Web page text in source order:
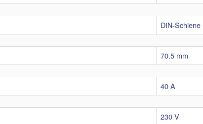
DIN-Schiene
70.5 mm
40 A
230 V